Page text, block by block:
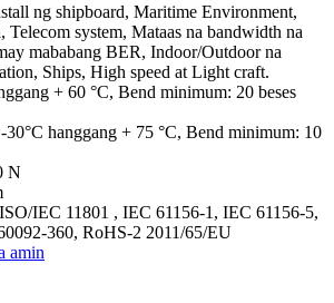
ng shipboard, Maritime Environment,
Telecom system, Mataas na bandwidth na
mababang BER, Indoor/Outdoor na
Ships, High speed at Light craft.
+ 60 °C, Bend minimum: 20 beses
-30°C hanggang + 75 °C, Bend minimum: 10
N
ISO/IEC 11801 , IEC 61156-1, IEC 61156-5,
360, RoHS-2 2011/65/EU
amin